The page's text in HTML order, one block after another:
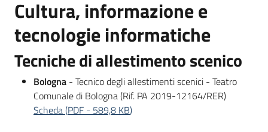
Bandi
Piani
Programmi
Progetti
Cultura, informazione e
tecnologie informatiche
Tecniche di allestimento scenico
Bologna - Tecnico degli allestimenti scenici - Teatro
Comunale di Bologna (Rif. PA 2019-12164/RER)
Scheda(PDF - 589,8 KB)